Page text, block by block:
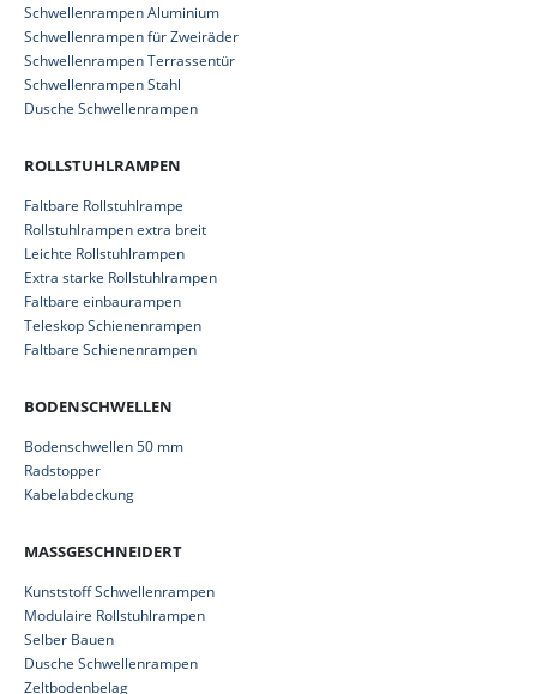
Schwellenrampen Aluminium
Schwellenrampen für Zweiräder
Schwellenrampen Terrassentür
Schwellenrampen Stahl
Dusche Schwellenrampen
ROLLSTUHLRAMPEN
Faltbare Rollstuhlrampe
Rollstuhlrampen extra breit
Leichte Rollstuhlrampen
Extra starke Rollstuhlrampen
Faltbare einbaurampen
Teleskop Schienenrampen
Faltbare Schienenrampen
BODENSCHWELLEN
Bodenschwellen 50 mm
Radstopper
Kabelabdeckung
MASSGESCHNEIDERT
Kunststoff Schwellenrampen
Modulaire Rollstuhlrampen
Selber Bauen
Dusche Schwellenrampen
Zeltbodenbelag